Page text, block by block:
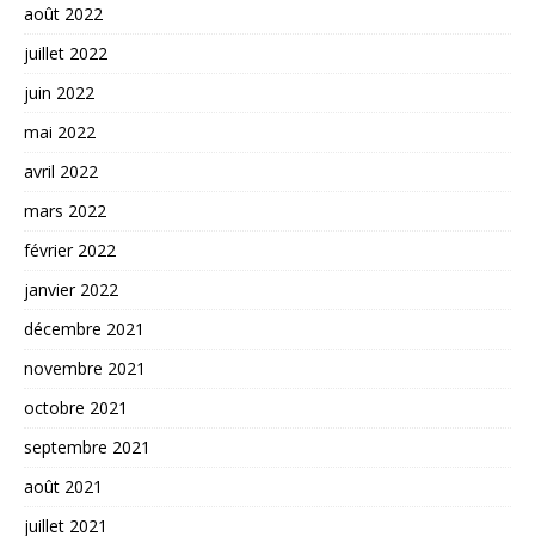
août 2022
juillet 2022
juin 2022
mai 2022
avril 2022
mars 2022
février 2022
janvier 2022
décembre 2021
novembre 2021
octobre 2021
septembre 2021
août 2021
juillet 2021